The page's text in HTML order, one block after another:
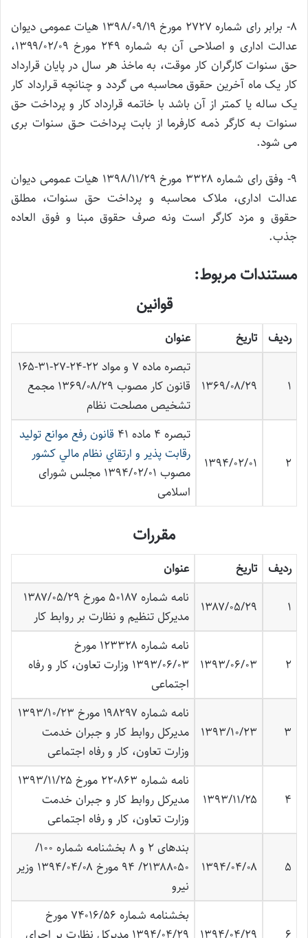
۸- برابر رای شماره ۲۷۲۷ مورخ ۱۳۹۸/۰۹/۱۹ هیات عمومی دیوان
عدالت اداری و اصلاحی آن به شماره ۲۴۹ مورخ ۱۳۹۹/۰۲/۰۹،
حق سنوات کارگران کار موقت، به ماخذ هر سال در پایان قرارداد
کار یک ماه آخرین حقوق محاسبه می گردد و چنانچه قـرارداد کار
یک ساله یا کمتر از آن باشد با خاتمه قرارداد کار و پرداخت حق
سنوات بـه کارگر ذمـه کارفرما از بابت پـرداخت حـق سنوات بری
می شود.
۹- وفق رای شماره ۳۳۲۸ مورخ ۱۳۹۸/۱۱/۲۹ هیات عمومی دیوان
عدالت اداری، ملاک محاسبه و پرداخت حق سنوات، مطلق
حقوق و مزد کارگر است ونه صرف حقوق مبنا و فوق العاده
جذب.
مستندات مربوط:
قوانین
ردیف تاریخ عنوان
۱ ۱۳۶۹/۰۸/۲۹
تبصره ماده ۷ و مواد ۲۲-۲۴-۲۷-۳۱-۱۶۵
قانون کار مصوب ۱۳۶۹/۰۸/۲۹ مجمع
تشخيص مصلحت نظام
۲ ۱۳۹۴/۰۲/۰۱
تبصره ۴ ماده ۴۱
قانون رفع موانع توليد
رقابت پذير و ارتقاي نظام مالي كشور
مصوب ۱۳۹۴/۰۲/۰۱ مجلس شورای
اسلامی
مقررات
ردیف تاریخ عنوان
۱ ۱۳۸۷/۰۵/۲۹
نامه شماره ۵۰۱۸۷ مورخ ۱۳۸۷/۰۵/۲۹
مدیرکل تنظیم و نظارت بر روابط کار
۲ ۱۳۹۳/۰۶/۰۳
نامه شماره ۱۲۳۳۲۸ مورخ
۱۳۹۳/۰۶/۰۳ وزارت تعاون، کار و رفاه
اجتماعی
۳ ۱۳۹۳/۱۰/۲۳
نامه شماره ۱۹۸۲۹۷ مورخ ۱۳۹۳/۱۰/۲۳
مدیرکل روابط کار و جبران خدمت
وزارت تعاون، کار و رفاه اجتماعی
۴ ۱۳۹۳/۱۱/۲۵
نامه شماره ۲۲۰۸۶۳ مورخ ۱۳۹۳/۱۱/۲۵
مدیرکل روابط کار و جبران خدمت
وزارت تعاون، کار و رفاه اجتماعی
۵ ۱۳۹۴/۰۴/۰۸
بندهای ۲ و ۸ بخشنامه شماره ۱۰۰/
۲۱۳۸۸۰۵۰/ ۹۴ مورخ ۱۳۹۴/۰۴/۰۸ وزیر
نیرو
۶ ۱۳۹۴/۰۴/۲۹
بخشنامه شماره ۷۴۰۱۶/۵۶ مورخ
۱۳۹۴/۰۴/۲۹ مدیرکل نظارت بر اجرای